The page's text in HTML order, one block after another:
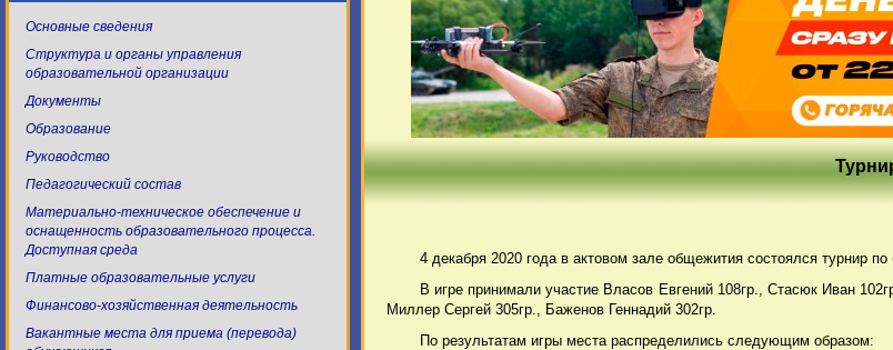
Основные сведения
Структура и органы управления
образовательной организации
Документы
Образование
Руководство
Педагогический состав
Материально-техническое обеспечение и
оснащенность образовательного процесса.
Доступная среда
Платные образовательные услуги
Финансово-хозяйственная деятельность
Вакантные места для приема (перевода)
4 декабря 2020 года в актовом зале общежития состоялся турнир по
В игре принимали участие Власов Евгений 108гр., Стасюк Иван
Миллер Сергей 305гр., Баженов Геннадий 302гр.
По результатам игры места распределились следующим образом: